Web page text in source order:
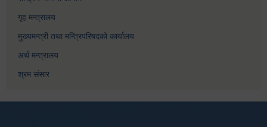
गृह मन्त्रालय
मुख्यमन्त्री तथा मन्त्रिपरिषदको कार्यालय
अर्थ मन्त्रालय
श्रम संसार